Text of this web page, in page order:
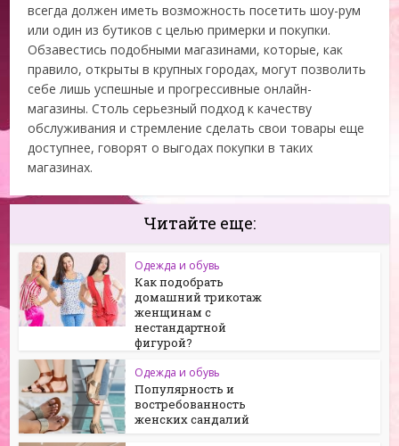
всегда должен иметь возможность посетить шоу-рум
или один из бутиков с целью примерки и покупки.
Обзавестись подобными магазинами, которые, как
правило, открыты в крупных городах, могут позволить
себе лишь успешные и прогрессивные онлайн-
магазины. Столь серьезный подход к качеству
обслуживания и стремление сделать свои товары еще
доступнее, говорят о выгодах покупки в таких
магазинах.
Читайте еще:
Одежда и обувь
Как подобрать
домашний трикотаж
женщинам с
нестандартной
фигурой?
Одежда и обувь
Популярность и
востребованность
женских сандалий